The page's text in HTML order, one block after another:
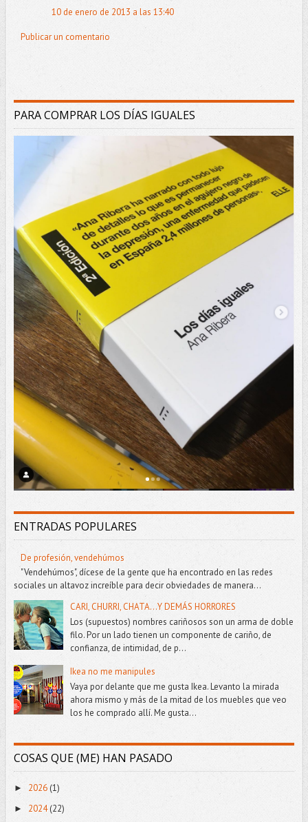
10 de enero de 2013 a las 13:40
Publicar un comentario
PARA COMPRAR LOS DÍAS IGUALES
ENTRADAS POPULARES
De profesión, vendehúmos
"Vendehúmos", dícese de la gente que ha encontrado en las redes
sociales un altavoz increíble para decir obviedades de manera...
CARI, CHURRI, CHATA...Y DEMÁS HORRORES
Los (supuestos) nombres cariñosos son un arma de doble
filo. Por un lado tienen un componente de cariño, de
confianza, de intimidad, de p...
Ikea no me manipules
Vaya por delante que me gusta Ikea. Levanto la mirada
ahora mismo y más de la mitad de los muebles que veo
los he comprado allí. Me gusta...
COSAS QUE (ME) HAN PASADO
► 2026(1)
► 2024(22)